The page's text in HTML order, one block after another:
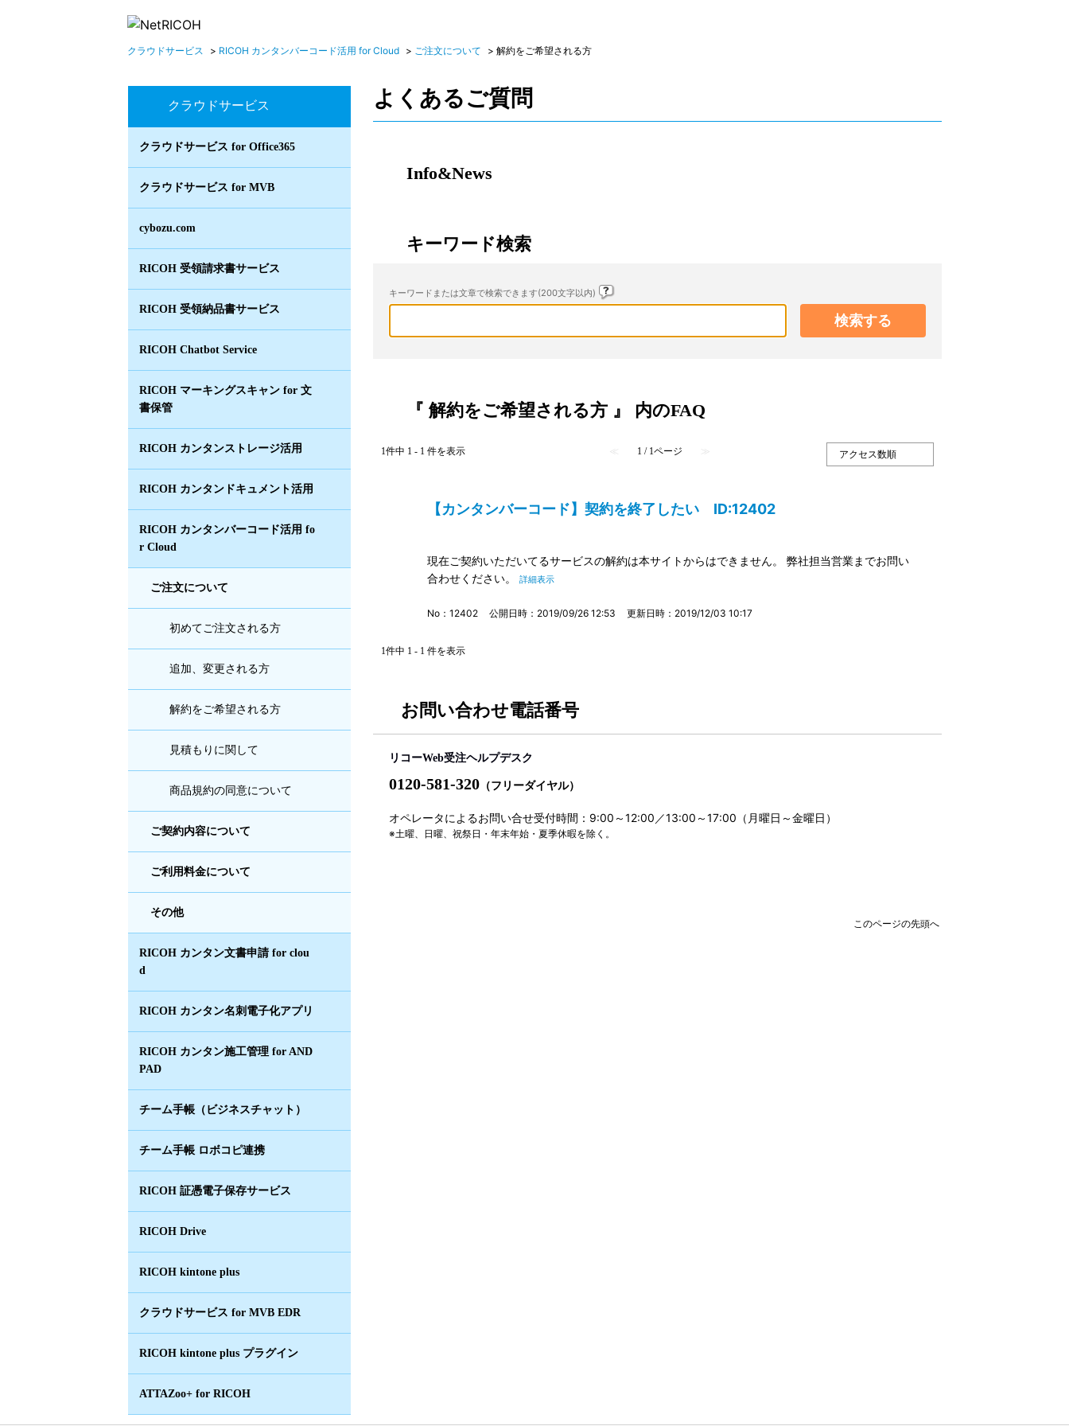
クラウドサービス > RICOH カンタンバーコード活用 for Cloud > ご注文について > 解約をご希望される方
クラウドサービス
クラウドサービス for Office365
クラウドサービス for MVB
cybozu.com
RICOH 受領請求書サービス
RICOH 受領納品書サービス
RICOH Chatbot Service
RICOH マーキングスキャン for 文
書保管
RICOH カンタンストレージ活用
RICOH カンタンドキュメント活用
RICOH カンタンバーコード活用 fo
r Cloud
ご注文について
初めてご注文される方
追加、変更される方
解約をご希望される方
見積もりに関して
商品規約の同意について
ご契約内容について
ご利用料金について
その他
RICOH カンタン文書申請 for clou
d
RICOH カンタン名刺電子化アプリ
RICOH カンタン施工管理 for AND
PAD
チーム手帳（ビジネスチャット）
チーム手帳 ロボコピ連携
RICOH 証憑電子保存サービス
RICOH Drive
RICOH kintone plus
クラウドサービス for MVB EDR
RICOH kintone plus プラグイン
ATTAZoo+ for RICOH
よくあるご質問
Info&News
キーワード検索
キーワードまたは文章で検索できます(200文字以内)
『 解約をご希望される方 』 内のFAQ
1件中 1 - 1 件を表示 ≪ 1 / 1ページ ≫
【カンタンバーコード】契約を終了したい ID:12402
現在ご契約いただいてるサービスの解約は本サイトからはできません。 弊社担当営業までお問い
合わせください。
詳細表示
No：12402 公開日時：2019/09/26 12:53 更新日時：2019/12/03 10:17
1件中 1 - 1 件を表示
お問い合わせ電話番号
リコーWeb受注ヘルプデスク
0120-581-320 （フリーダイヤル）
オペレータによるお問い合せ受付時間：9:00～12:00／13:00～17:00（月曜日～金曜日）
※土曜、日曜、祝祭日・年末年始・夏季休暇を除く。
このページの先頭へ